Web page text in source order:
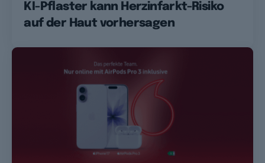
KI-Pflaster kann Herzinfarkt-Risiko
auf der Haut vorhersagen